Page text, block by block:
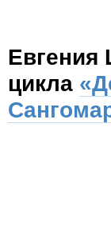
Евгения
цикла